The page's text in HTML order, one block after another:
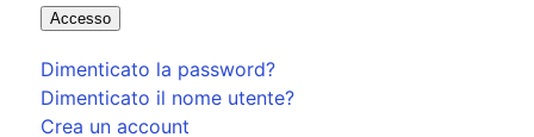
Accesso
Dimenticato la password?
Dimenticato il nome utente?
Crea un account